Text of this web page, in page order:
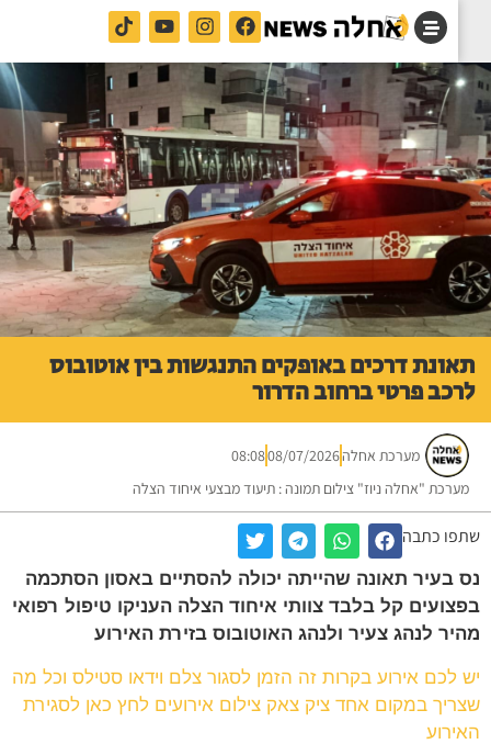
דרכים באופקים התנגשות בין אוטובוס
פרטי ברחוב הדרור
מערכת אחלה 08/07/2026
08:08
"אחלה ניוז" צילום תמונה : תיעוד מבצעי איחוד הצלה
כתבה
בעיר תאונה שהייתה יכולה להסתיים באסון הסתכמה
קל בלבד צוותי איחוד הצלה העניקו טיפול רפואי
לנהג צעיר ולנהג האוטובוס בזירת האירוע
אירוע בקרות זה הזמן לסגור צלם וידאו סטילס וכל מה
במקום אחד ציק צאק צילום אירועים לחץ כאן לסגירת